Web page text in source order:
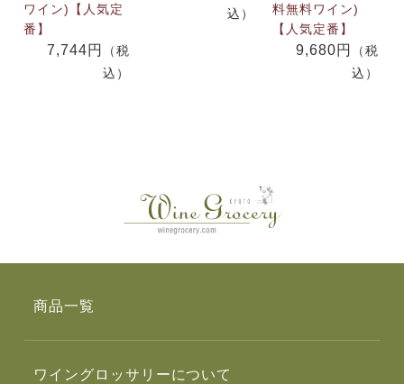
ワイン)【人気定
番】
7,744円
（税
込）
込）
料無料ワイン)
【人気定番】
9,680円
（税
込）
商品一覧
ワイングロッサリーについて